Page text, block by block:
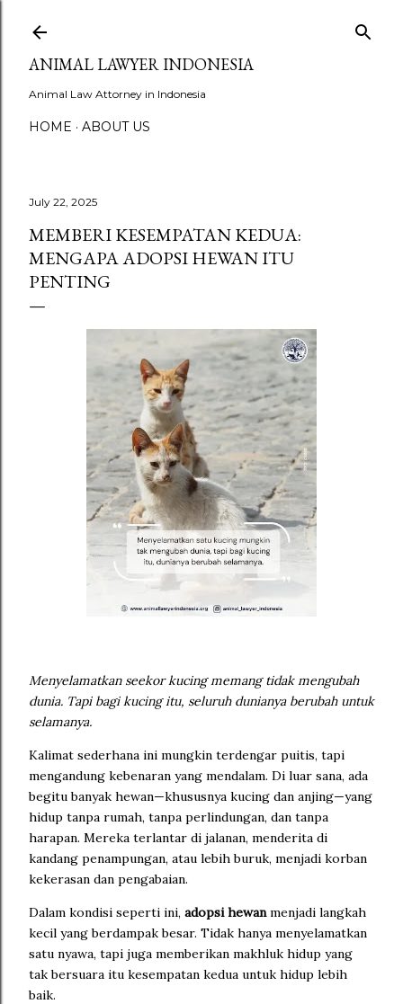
ANIMAL LAWYER INDONESIA
Animal Law Attorney in Indonesia
HOME ABOUT US
July 22, 2025
MEMBERI KESEMPATAN KEDUA:
MENGAPA ADOPSI HEWAN ITU
PENTING
Menyelamatkan seekor kucing memang tidak mengubah
dunia. Tapi bagi kucing itu, seluruh dunianya berubah untuk
selamanya.
Kalimat sederhana ini mungkin terdengar puitis, tapi
mengandung kebenaran yang mendalam. Di luar sana, ada
begitu banyak hewan—khususnya kucing dan anjing—yang
hidup tanpa rumah, tanpa perlindungan, dan tanpa
harapan. Mereka terlantar di jalanan, menderita di
kandang penampungan, atau lebih buruk, menjadi korban
kekerasan dan pengabaian.
Dalam kondisi seperti ini, adopsi hewanmenjadi langkah
kecil yang berdampak besar. Tidak hanya menyelamatkan
satu nyawa, tapi juga memberikan makhluk hidup yang
tak bersuara itu kesempatan kedua untuk hidup lebih
baik.